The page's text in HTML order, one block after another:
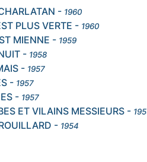
- 1960
PLUS VERTE - 1960
MIENNE - 1959
- 1958
- 1957
- 1957
- 1957
ET VILAINS MESSIEURS -
- 1954